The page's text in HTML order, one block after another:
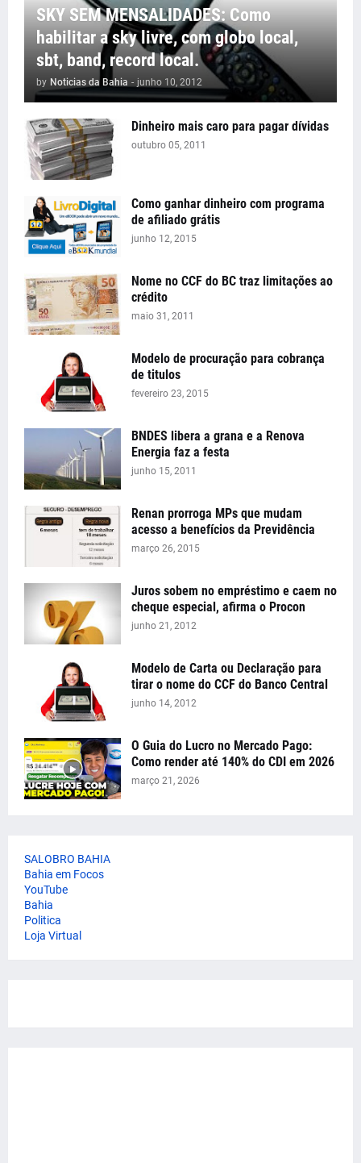
SKY SEM MENSALIDADES: Como
habilitar a sky livre, com globo local,
sbt, band, record local.
by Noticias da Bahia - junho 10, 2012
Dinheiro mais caro para pagar dívidas
outubro 05, 2011
Como ganhar dinheiro com programa
de afiliado grátis
junho 12, 2015
Nome no CCF do BC traz limitações ao
crédito
maio 31, 2011
Modelo de procuração para cobrança
de titulos
fevereiro 23, 2015
BNDES libera a grana e a Renova
Energia faz a festa
junho 15, 2011
Renan prorroga MPs que mudam
acesso a benefícios da Previdência
março 26, 2015
Juros sobem no empréstimo e caem no
cheque especial, afirma o Procon
junho 21, 2012
Modelo de Carta ou Declaração para
tirar o nome do CCF do Banco Central
junho 14, 2012
O Guia do Lucro no Mercado Pago:
Como render até 140% do CDI em 2026
março 21, 2026
SALOBRO BAHIA
Bahia em Focos
YouTube
Bahia
Politica
Loja Virtual